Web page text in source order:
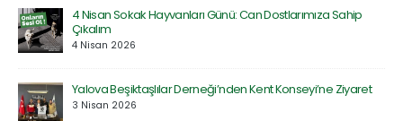
Prof. Dr. Serdar Geri’ye Rektör Yardımcılığı Görevinde Hayırlı
Olsun Ziyareti
30 Mart 2026
Özel Atakent Hastanesi ile İndirim Protokolü İmzalandı
30 Mart 2026